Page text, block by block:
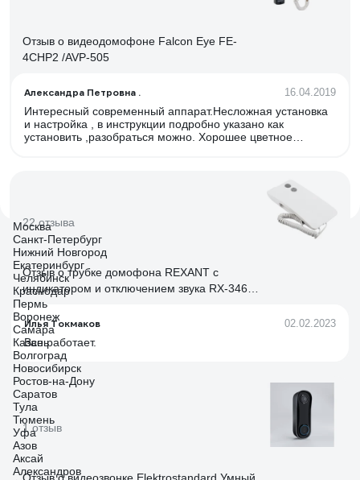
Отзыв о видеодомофоне Falcon Eye FE-
4CHP2 /AVP-505
Александра Петровна . 16.04.2019
Интересный современный аппарат.Несложная установка
и настройка , в инструкции подробно указано как
установить ,разобраться можно. Хорошее цветное
22 отзыва
Отзыв о трубке домофона REXANT с
индикатором и отключением звука RX-346
Premium 45-0346
Илья Токмаков 02.02.2023
Все работает.
1 отзыв
Москва
Санкт-Петербург
Нижний Новгород
Екатеринбург
Челябинск
Краснодар
Пермь
Воронеж
Самара
Казань
Волгоград
Новосибирск
Ростов-на-Дону
Саратов
Тула
Тюмень
Уфа
Азов
Аксай
Александров